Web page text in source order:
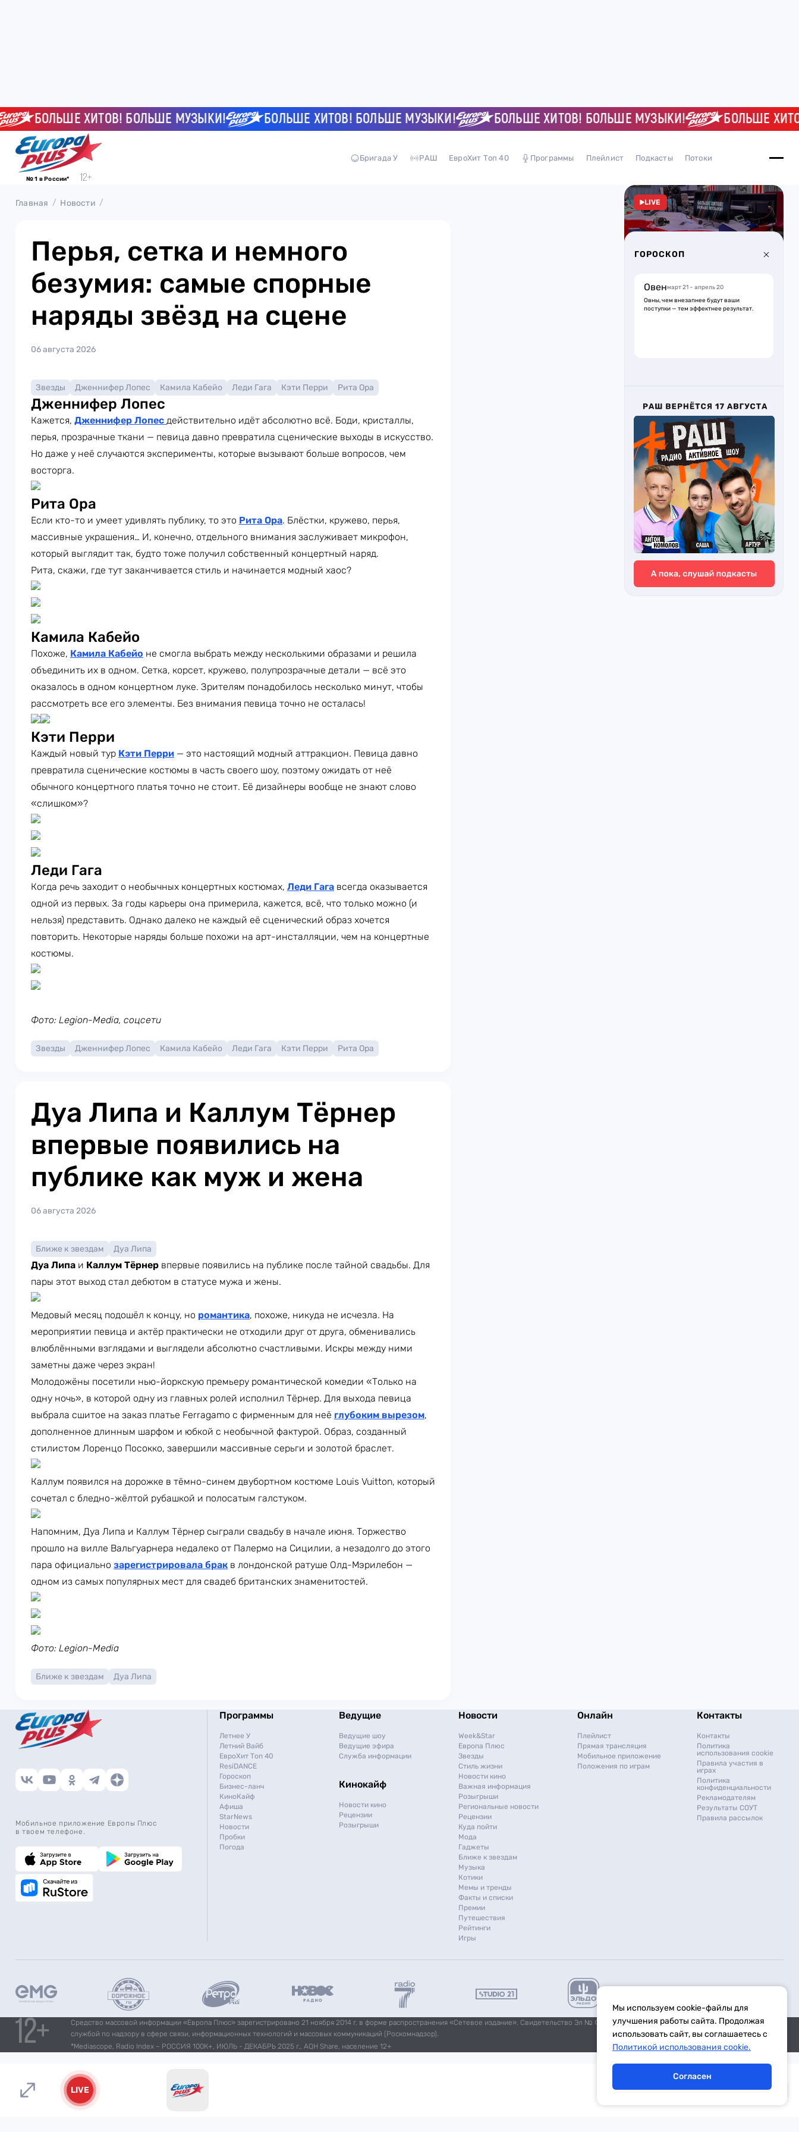
БОЛЬШЕ ХИТОВ! БОЛЬШЕ МУЗЫКИ! БОЛЬШЕ ХИТОВ! БОЛЬШЕ МУЗЫКИ! БОЛЬШЕ ХИТОВ! БОЛЬШЕ МУЗЫКИ! БОЛЬШЕ ХИТОВ!
№ 1 в России*
Бригада У РАШ ЕвроХит Топ 40 Программы Плейлист Подкасты Потоки
Главная Новости
Перья, сетка и немного
безумия: самые спорные
наряды звёзд на сцене
06 августа 2026
Звезды Дженнифер Лопес Камила Кабейо Леди Гага Кэти Перри Рита Ора
Дженнифер Лопес
Кажется, Дженнифер Лопес действительно идёт абсолютно всё. Боди, кристаллы,
перья, прозрачные ткани — певица давно превратила сценические выходы в искусство.
Но даже у неё случаются эксперименты, которые вызывают больше вопросов, чем
восторга.
Рита Ора
Если кто-то и умеет удивлять публику, то это Рита Ора. Блёстки, кружево, перья,
массивные украшения… И, конечно, отдельного внимания заслуживает микрофон,
который выглядит так, будто тоже получил собственный концертный наряд.
Рита, скажи, где тут заканчивается стиль и начинается модный хаос?
Камила Кабейо
Похоже, Камила Кабейо не смогла выбрать между несколькими образами и решила
объединить их в одном. Сетка, корсет, кружево, полупрозрачные детали — всё это
оказалось в одном концертном луке. Зрителям понадобилось несколько минут, чтобы
рассмотреть все его элементы. Без внимания певица точно не осталась!
Кэти Перри
Каждый новый тур Кэти Перри — это настоящий модный аттракцион. Певица давно
превратила сценические костюмы в часть своего шоу, поэтому ожидать от неё
обычного концертного платья точно не стоит. Её дизайнеры вообще не знают слово
«слишком»?
Леди Гага
Когда речь заходит о необычных концертных костюмах, Леди Гага всегда оказывается
одной из первых. За годы карьеры она примерила, кажется, всё, что только можно (и
нельзя) представить. Однако далеко не каждый её сценический образ хочется
повторить. Некоторые наряды больше похожи на арт-инсталляции, чем на концертные
костюмы.
Фото: Legion-Media, соцсети
Звезды Дженнифер Лопес Камила Кабейо Леди Гага Кэти Перри Рита Ора
Дуа Липа и Каллум Тёрнер
впервые появились на
публике как муж и жена
06 августа 2026
Ближе к звездам Дуа Липа
Дуа Липа и Каллум Тёрнер впервые появились на публике после тайной свадьбы. Для
пары этот выход стал дебютом в статусе мужа и жены.
Медовый месяц подошёл к концу, но романтика, похоже, никуда не исчезла. На
мероприятии певица и актёр практически не отходили друг от друга, обменивались
влюблёнными взглядами и выглядели абсолютно счастливыми. Искры между ними
заметны даже через экран!
Молодожёны посетили нью-йоркскую премьеру романтической комедии «Только на
одну ночь», в которой одну из главных ролей исполнил Тёрнер. Для выхода певица
выбрала сшитое на заказ платье Ferragamo с фирменным для неё глубоким вырезом,
дополненное длинным шарфом и юбкой с необычной фактурой. Образ, созданный
стилистом Лоренцо Посокко, завершили массивные серьги и золотой браслет.
Каллум появился на дорожке в тёмно-синем двубортном костюме Louis Vuitton, который
сочетал с бледно-жёлтой рубашкой и полосатым галстуком.
Напомним, Дуа Липа и Каллум Тёрнер сыграли свадьбу в начале июня. Торжество
прошло на вилле Вальгуарнера недалеко от Палермо на Сицилии, а незадолго до этого
пара официально зарегистрировала брак в лондонской ратуше Олд-Мэрилебон —
одном из самых популярных мест для свадеб британских знаменитостей.
Фото: Legion-Media
Ближе к звездам Дуа Липа
LIVE
ГОРОСКОП
Овенмарт 21 – апрель 20
Овны, чем внезапнее будут ваши
поступки — тем эффектнее результат.
Мобильное приложение Европы Плюс
в твоем телефоне.
Программы
Летнее У
Летний Вайб
ЕвроХит Топ 40
ResiDANCE
Гороскоп
Бизнес-ланч
КиноКайф
Афиша
StarNews
Новости
Пробки
Погода
Ведущие
Ведущие шоу
Ведущие эфира
Служба информации
Кинокайф
Новости кино
Рецензии
Розыгрыши
Новости
Week&Star
Европа Плюс
Звезды
Стиль жизни
Новости кино
Важная информация
Розыгрыши
Региональные новости
Рецензии
Куда пойти
Мода
Гаджеты
Ближе к звездам
Музыка
Котики
Мемы и тренды
Факты и списки
Премии
Путешествия
Рейтинги
Игры
Онлайн
Плейлист
Прямая трансляция
Мобильное приложение
Положения по играм
Контакты
Контакты
Политика
использования cookie
Правила участия в
играх
Политика
конфиденциальности
Рекламодателям
Результаты СОУТ
Правила рассылок
Средство массовой информации «Европа Плюс» зарегистрировано 21 ноября 2014 г. в форме распространения «Сетевое издание». Свидетельство Эл № ФС77-59972 от 21.11.2014 выдано Федеральной
службой по надзору в сфере связи, информационных технологий и массовых коммуникаций (Роскомнадзор).
*Mediascope, Radio Index – РОССИЯ 100К+, ИЮЛЬ - ДЕКАБРЬ 2025 г., AQH Share, население 12+
LIVE
Мы используем cookie-файлы для
улучшения работы сайта. Продолжая
использовать сайт, вы соглашаетесь с
Политикой использования cookie.
Согласен